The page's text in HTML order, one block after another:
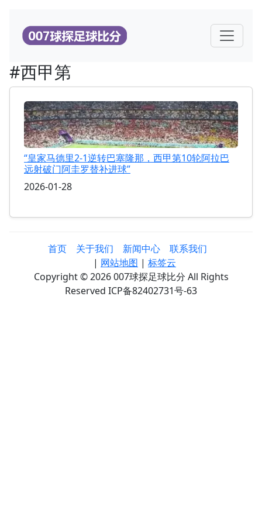
#西甲第
“皇家马德里2-1逆转巴塞隆那，西甲第10轮阿拉巴
远射破门阿圭罗替补进球”
2026-01-28
首页 关于我们 新闻中心
联系我们
| 网站地图 | 标签云
Copyright © 2026 007球探足球比分 All Rights
Reserved ICP备82402731号-63